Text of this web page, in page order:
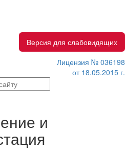
Версия для слабовидящих
Лицензия № 036198
от 18.05.2015 г.
и